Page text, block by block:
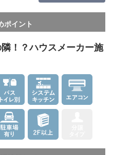
ポイント
！？ハウスメーカー施